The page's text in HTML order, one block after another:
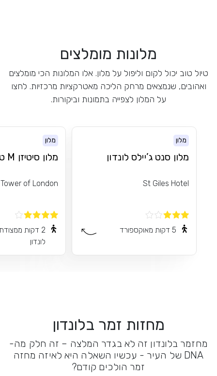
מלונות מומלצים
טיול טוב יכול לקום וליפול על מלון. אלו המלונות הכי מומלצים
ואהובים, שנמצאים מרחק הליכה מאטרקציות מרכזיות. לחצו
על המלון לצפייה בתמונות וביקורות.
מלון
מלון סנט ג’יילס לונדון
St Giles Hotel
5 דקות מאוקספורד
מלון
מלון סיטיזן M טאואר אוף
of London
2 דקות
לונדון
מחזות זמר בלונדון
מחזמר בלונדון זה לא בגדר המלצה – זה חלק מה-
DNA של העיר - עכשיו השאלה היא לאיזה מחזה
זמר הולכים קודם?